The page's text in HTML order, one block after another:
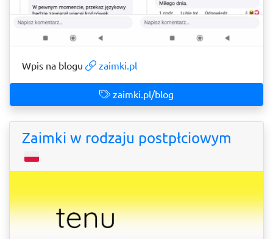
Wpis na blogu zaimki.pl
zaimki.pl/blog
Zaimki w rodzaju postpłciowym